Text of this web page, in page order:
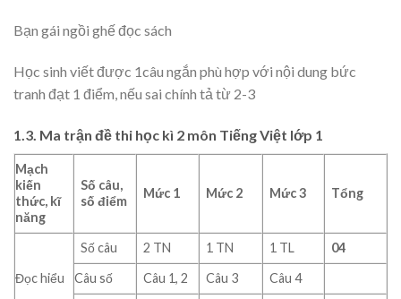
Bạn gái ngồi ghế đọc sách
Học sinh viết được 1câu ngắn phù hợp với nội dung bức
tranh đạt 1 điểm, nếu sai chính tả từ 2-3
1.3. Ma trận đề thi học kì 2 môn Tiếng Việt lớp 1
Mạch
kiến
thức, kĩ
năng
Số câu,
số điểm
Mức 1 Mức 2 Mức 3 Tổng
Đọc hiểu
Số câu 2 TN 1 TN 1 TL
04
Câu số
Câu 1, 2 Câu 3
Câu 4